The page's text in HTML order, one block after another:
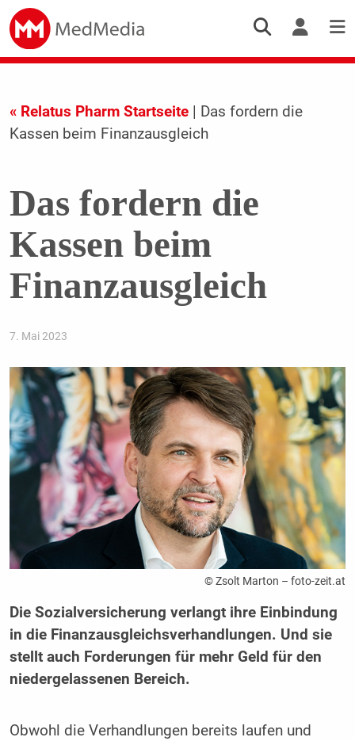
« Relatus Pharm Startseite| Das fordern die
Kassen beim Finanzausgleich
Das fordern die
Kassen beim
Finanzausgleich
7. Mai 2023
© Zsolt Marton – foto-zeit.at
Die Sozialversicherung verlangt ihre Einbindung
in die Finanzausgleichsverhandlungen. Und sie
stellt auch Forderungen für mehr Geld für den
niedergelassenen Bereich.
Obwohl die Verhandlungen bereits laufen und